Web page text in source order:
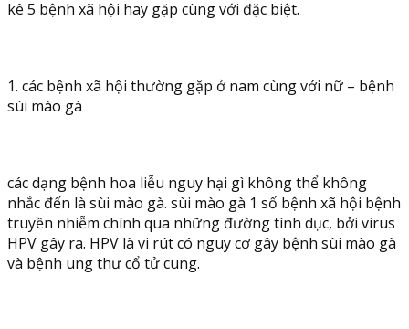
kê 5 bệnh xã hội hay gặp cùng với đặc biệt.
1. các bệnh xã hội thường gặp ở nam cùng với nữ – bệnh
sùi mào gà
các dạng bệnh hoa liễu nguy hại gì không thể không
nhắc đến là sùi mào gà. sùi mào gà 1 số bệnh xã hội bệnh
truyền nhiễm chính qua những đường tình dục, bởi virus
HPV gây ra. HPV là vi rút có nguy cơ gây bệnh sùi mào gà
và bệnh ung thư cổ tử cung.